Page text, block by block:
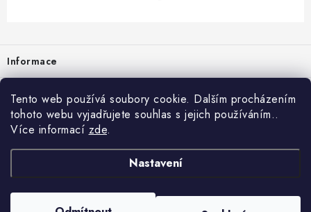
Tento web používá soubory cookie. Dalším procházením
tohoto webu vyjadřujete souhlas s jejich používáním..
Více informací zde.
Nastavení
Informace
Prodejna
Rady a tipy
vzduchotechnika-ventilace. Všechna práva vyhrazena.